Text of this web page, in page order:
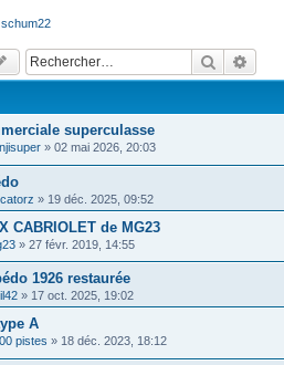
schum22
Rechercher
superculasse
» 02 mai 2026, 20:03
» 19 déc. 2025, 09:52
CABRIOLET de MG23
» 27 févr. 2019, 14:55
1926 restaurée
» 17 oct. 2025, 19:02
A
pistes » 18 déc. 2023, 18:12